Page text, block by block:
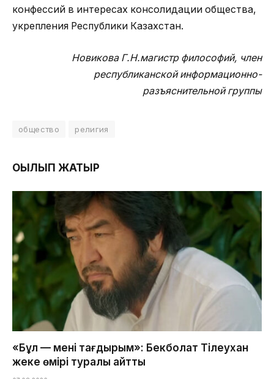
конфессий в интересах консолидации общества,
укрепления Республики Казахстан.
Новикова Г.Н.магистр философий, член
республиканской информационно-
разъяснительной группы
общество религия
ОҚЫЛЫП ЖАТЫР
«Бұл — менің тағдырым»: Бекболат Тілеухан
жеке өмірі туралы айтты